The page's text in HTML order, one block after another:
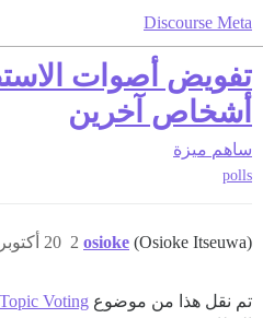
Discourse Meta
تفويض أصوات
أشخاص آخرين
ساهم ميزة
polls
osioke (Osioke Itseuwa) 20 أكتوبر 2020، 9:41ص 2
تم نقل هذا من موضوع Voting